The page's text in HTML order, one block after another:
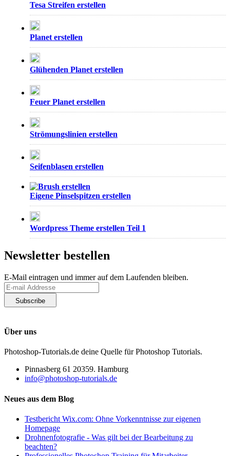
Tesa Streifen erstellen
Planet erstellen
Glühenden Planet erstellen
Feuer Planet erstellen
Strömungslinien erstellen
Seifenblasen erstellen
Eigene Pinselspitzen erstellen
Wordpress Theme erstellen Teil 1
Newsletter bestellen
E-Mail eintragen und immer auf dem Laufenden bleiben.
Über uns
Photoshop-Tutorials.de deine Quelle für Photoshop Tutorials.
Pinnasberg 61 20359. Hamburg
info@photoshop-tutorials.de
Neues aus dem Blog
Testbericht Wix.com: Ohne Vorkenntnisse zur eigenen
Homepage
Drohnenfotografie - Was gilt bei der Bearbeitung zu
beachten?